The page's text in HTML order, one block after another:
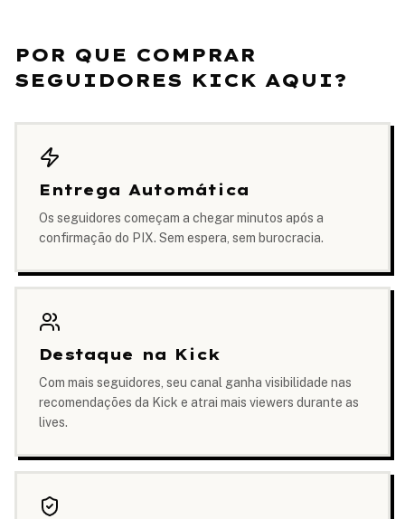
POR QUE COMPRAR
SEGUIDORES KICK AQUI?
Entrega Automática
Os seguidores começam a chegar minutos após a
confirmação do PIX. Sem espera, sem burocracia.
Destaque na Kick
Com mais seguidores, seu canal ganha visibilidade nas
recomendações da Kick e atrai mais viewers durante as
lives.